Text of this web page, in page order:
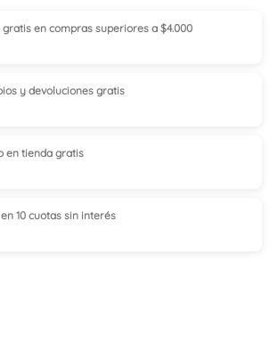
gratis en compras superiores a $4.000
y devoluciones gratis
en tiendagratis
10 cuotassin interés